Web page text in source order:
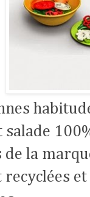
de la
recyclées